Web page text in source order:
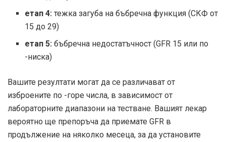
етап 4: тежка загуба на бъбречна функция (СКФ от
15 до 29)
етап 5: бъбречна недостатъчност (GFR 15 или по
-ниска)
Вашите резултати могат да се различават от
изброените по -горе числа, в зависимост от
лабораторните диапазони на тестване. Вашият лекар
вероятно ще препоръча да приемате GFR в
продължение на няколко месеца, за да установите